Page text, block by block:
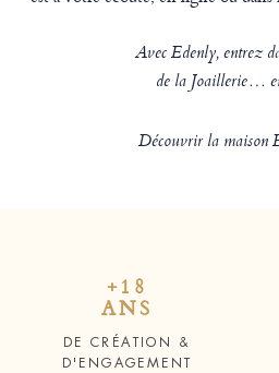
Avec Edenly, entrez
de la Joaillerie…
Découvrir la maison
+18
ANS
DE CRÉATION &
D'ENGAGEMENT